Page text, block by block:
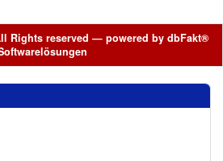
Rights reserved — powered by dbFakt®